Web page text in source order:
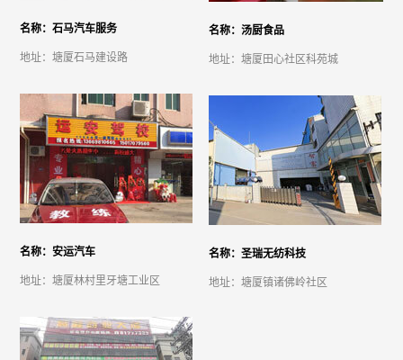
名称：石马汽车服务
地址：塘厦石马建设路
名称：汤厨食品
地址：塘厦田心社区科苑城
名称：安运汽车
地址：塘厦林村里牙塘工业区
名称：圣瑞无纺科技
地址：塘厦镇诸佛岭社区